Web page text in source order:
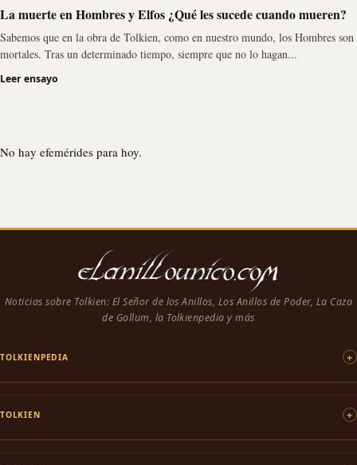
La muerte en Hombres y Elfos ¿Qué les sucede cuando mueren?
Sabemos que en la obra de Tolkien, como en nuestro mundo, los Hombres son
mortales. Tras un determinado tiempo, siempre que no lo hagan...
Leer ensayo
No hay efemérides para hoy.
Noticias sobre Tolkien: El Señor de los Anillos, Los Anillos de Poder, La Caza
de Gollum, la Tolkienpedia y más
TOLKIENPEDIA
TOLKIEN